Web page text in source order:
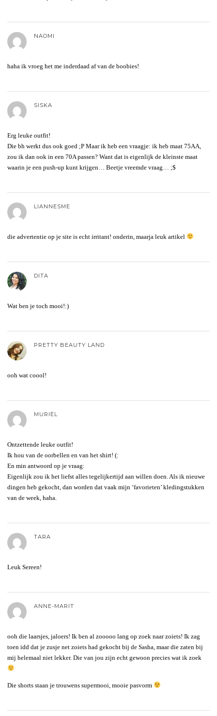
NAOMI
haha ik vroeg het me inderdaad af van de boobies!
SISKA
Erg leuke outfit!
Die bh werkt dus ook goed ;P Maar ik heb een vraagje: ik heb maat 75AA,
zou ik dan ook in een 70A passen? Want dat is eigenlijk de kleinste maat
waarin je een push-up kunt krijgen… Beetje vreemde vraag… ;$
LIANNESME
die advertentie op je site is echt irritant! onderin, maarja leuk artikel
DITA
Wat ben je toch mooi!:)
PRETTY BEAUTY LAND
ooh wat coool!
MURIËL
Ontzettende leuke outfit!
Ik hou van de oorbellen en van het shirt! (:
En min antwoord op je vraag:
Eigenlijk zou ik het liefst alles tegelijkertijd aan willen doen. Als ik nieuwe
dingen heb gekocht, dan worden dat vaak mijn ‘favorieten’ kledingstukken
van de week, haha.
TARA
Leuk Sereen!
ANNE-MARIT
ooh die laarsjes, jaloers! Ik ben al zooooo lang op zoek naar zoiets! Ik zag
toen idd dat je zusje net zoiets had gekocht bij de Sasha, maar die zaten bij
mij helemaal niet lekker. Die van jou zijn echt gewoon precies wat ik zoek
Die shorts staan je trouwens supermooi, mooie pasvorm